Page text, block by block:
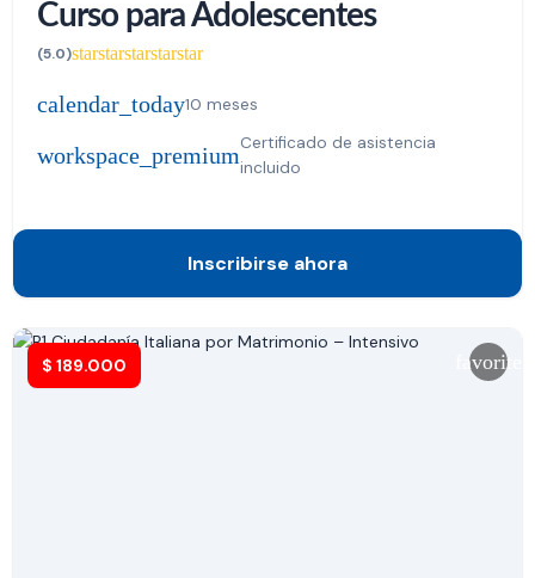
Curso para Adolescentes
(5.0)starstarstarstarstar
calendar_today10 meses
workspace_premiumCertificado de asistencia
incluido
Inscribirse ahora
$ 189.000 favorite